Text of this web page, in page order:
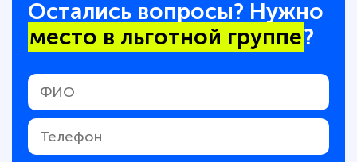
Остались вопросы? Нужно
место в льготной группе?